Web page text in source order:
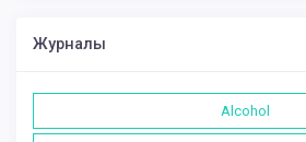
Журналы
Alcohol